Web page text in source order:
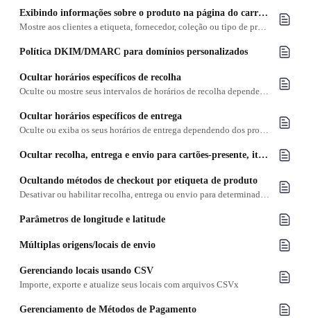
Exibindo informações sobre o produto na página do carrinho
Mostre aos clientes a etiqueta, fornecedor, coleção ou tipo de produto na página do carrinho.
Política DKIM/DMARC para domínios personalizados
Ocultar horários específicos de recolha
Oculte ou mostre seus intervalos de horários de recolha dependendo dos produtos, data e/ou local
Ocultar horários específicos de entrega
Oculte ou exiba os seus horários de entrega dependendo dos produtos, data e/ou local.
Ocultar recolha, entrega e envio para cartões-presente, itens virtuais e itens digitais
Ocultando métodos de checkout por etiqueta de produto
Desativar ou habilitar recolha, entrega ou envio para determinados grupos de produtos com base na etiqueta do produto
Parâmetros de longitude e latitude
Múltiplas origens/locais de envio
Gerenciando locais usando CSV
Importe, exporte e atualize seus locais com arquivos CSVx
Gerenciamento de Métodos de Pagamento